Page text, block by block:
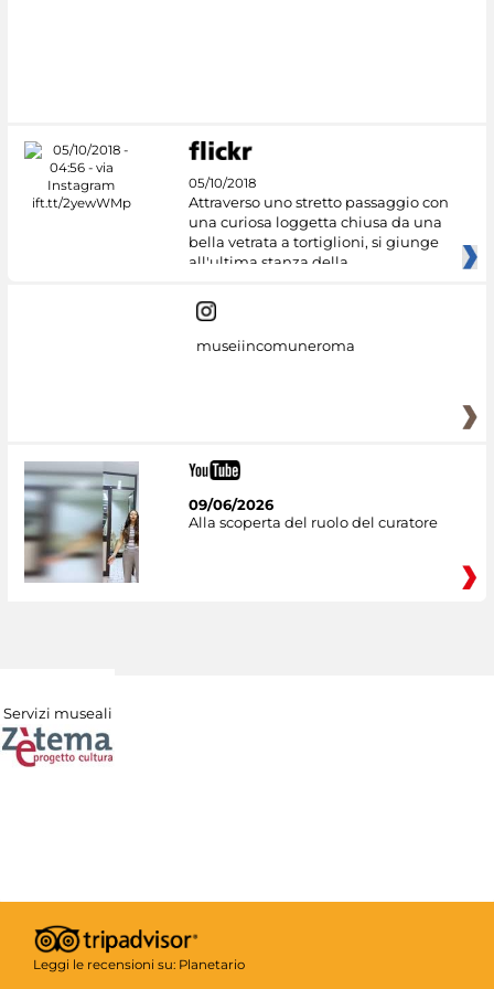
05/10/2018
Attraverso uno stretto passaggio con
una curiosa loggetta chiusa da una
bella vetrata a tortiglioni, si giunge
all'ultima stanza della
museiincomuneroma
09/06/2026
Alla scoperta del ruolo del curatore
Servizi museali
Leggi le recensioni su: Planetario